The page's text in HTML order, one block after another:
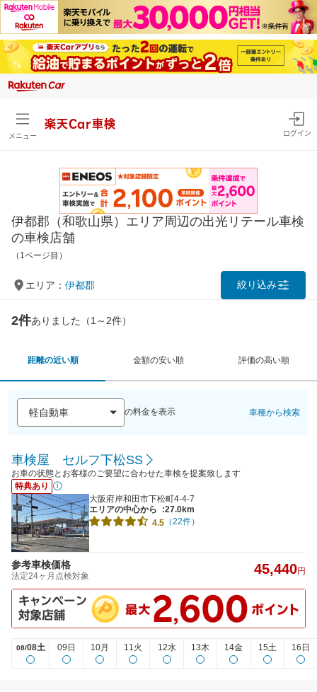
メニュー
楽天Car車検
ログイン
伊都郡（和歌山県）エリア周辺の出光リテール車検
の車検店舗
（1ページ目）
エリア： 伊都郡 絞り込み
2件ありました（1～2件）
距離の近い順 金額の安い順 評価の高い順
の料金を表示 車種から検索
車検屋 セルフ下松SS
お車の状態とお客様のご要望に合わせた車検を提案致します
特典あり
大阪府岸和田市下松町4-4-7
エリアの中心から
:27.0km
4.5 （22件）
参考車検価格
法定24ヶ月点検対象 45,440円
08/08土 09日 10月 11火 12水 13木 14金 15土 16日